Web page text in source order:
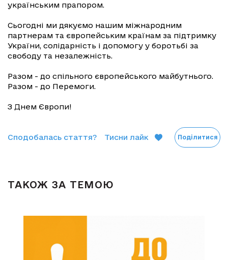
українським прапором.
Сьогодні ми дякуємо нашим міжнародним
партнерам та європейським країнам за підтримку
України, солідарність і допомогу у боротьбі за
свободу та незалежність.
Разом - до спільного європейського майбутнього.
Разом - до Перемоги.
З Днем Європи!
Сподобалась стаття? Тисни лайк Поділитися
ТАКОЖ ЗА ТЕМОЮ